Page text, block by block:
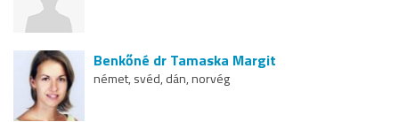
Benkőné dr Tamaska Margit
német, svéd, dán, norvég